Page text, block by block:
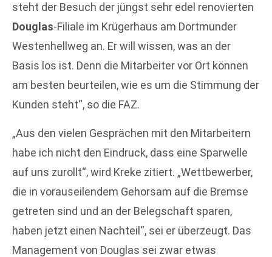
steht der Besuch der jüngst sehr edel renovierten
Douglas-Filiale im Krügerhaus am Dortmunder
Westenhellweg an. Er will wissen, was an der
Basis los ist. Denn die Mitarbeiter vor Ort können
am besten beurteilen, wie es um die Stimmung der
Kunden steht“, so die FAZ.
„Aus den vielen Gesprächen mit den Mitarbeitern
habe ich nicht den Eindruck, dass eine Sparwelle
auf uns zurollt“, wird Kreke zitiert. „Wettbewerber,
die in vorauseilendem Gehorsam auf die Bremse
getreten sind und an der Belegschaft sparen,
haben jetzt einen Nachteil“, sei er überzeugt. Das
Management von Douglas sei zwar etwas